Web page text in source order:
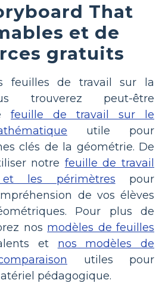
That
et de
gratuits
feuilles de travail sur la
trouverez peut-être
feuille de travail sur le
utile pour
clés de la géométrie. De
notre feuille de travail
les périmètres pour
de vos élèves
Pour plus de
nos modèles de feuilles
et nos modèles de
utiles pour
pédagogique.